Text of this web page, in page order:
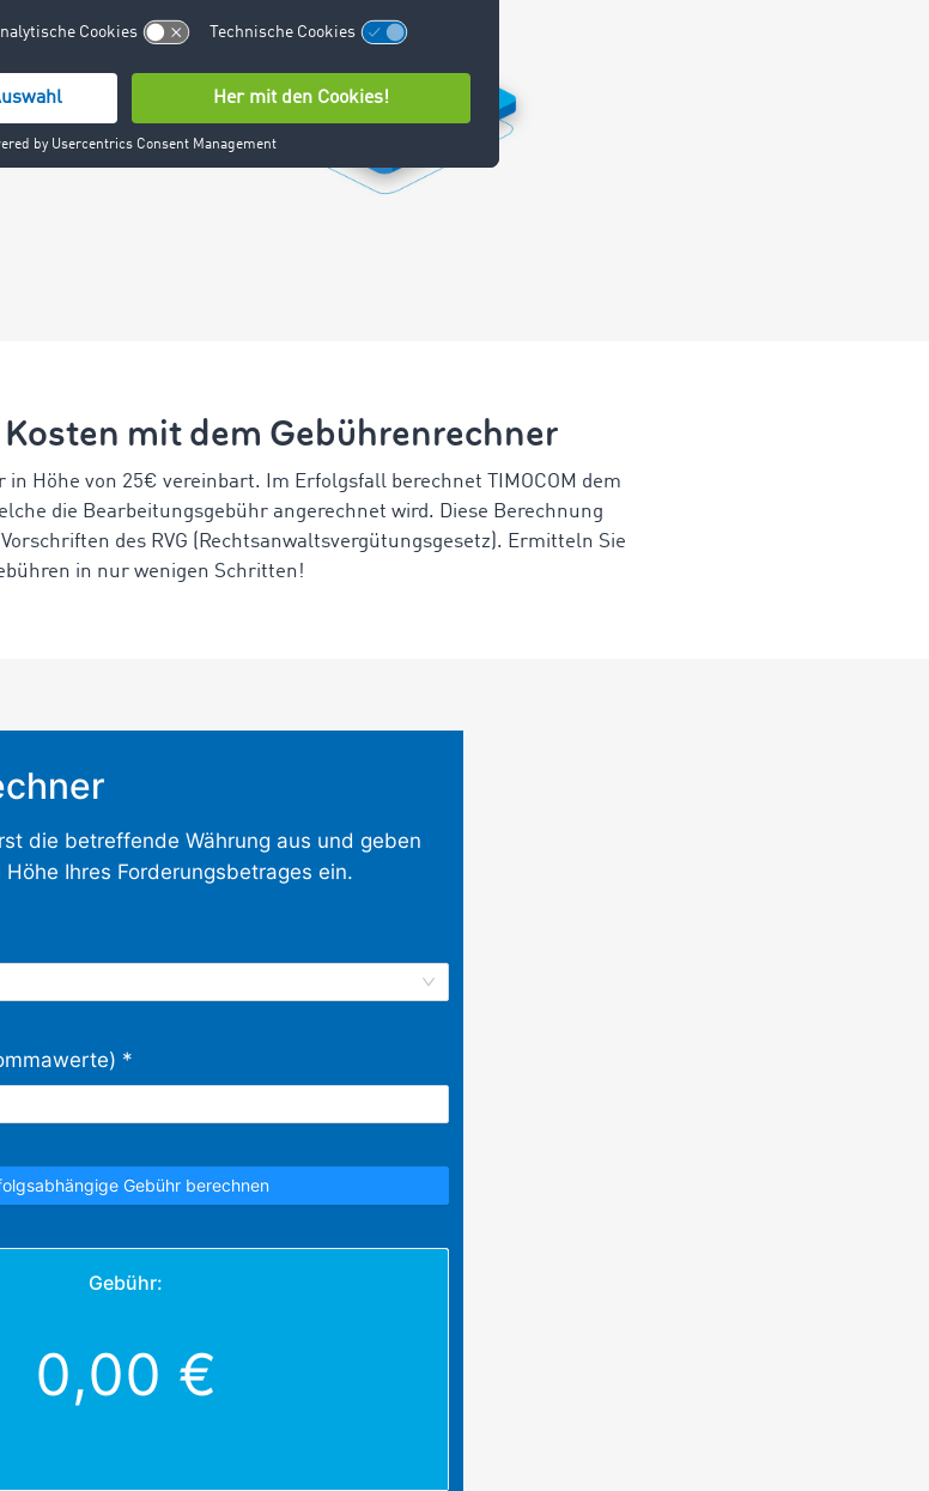
mit dem Gebührenrechner
Höhe von 25€ vereinbart. Im Erfolgsfall berechnet TIMOCOM dem
die Bearbeitungsgebühr angerechnet wird. Diese Berechnung
des RVG (Rechtsanwaltsvergütungsgesetz). Ermitteln Sie
in nur wenigen Schritten!